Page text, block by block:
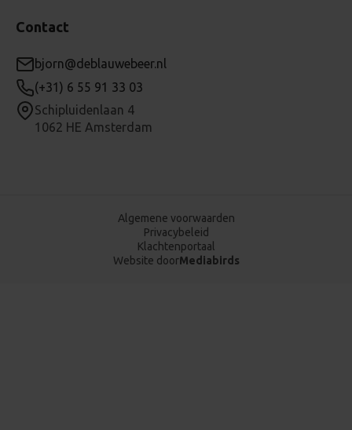
Contact
bjorn@deblauwebeer.nl
(+31) 6 55 91 33 03
Schipluidenlaan 4
1062 HE Amsterdam
Algemene voorwaarden
Privacybeleid
Klachtenportaal
Website doorMediabirds